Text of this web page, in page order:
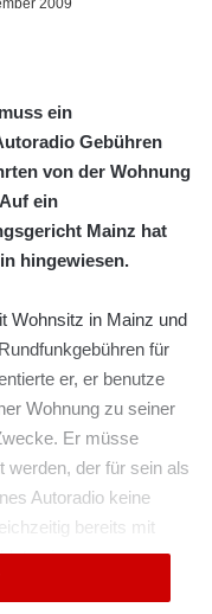
2009
ein
Gebühren
von der Wohnung
ein
Mainz hat
hingewiesen.
Wohnsitz in Mainz und
für
er, er benutze
Wohnung zu seiner
Er müsse
werden, der für sein als
Autoradio keine
bereits mit
sei.